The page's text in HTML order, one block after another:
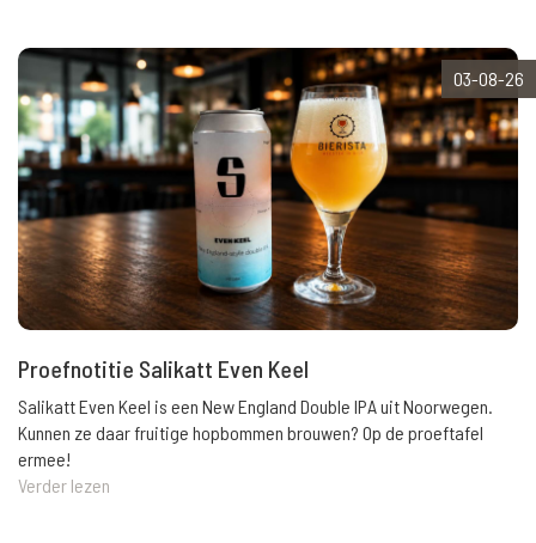
03-08-26
Proefnotitie Salikatt Even Keel
Salikatt Even Keel is een New England Double IPA uit Noorwegen.
Kunnen ze daar fruitige hopbommen brouwen? Op de proeftafel
ermee!
Verder lezen